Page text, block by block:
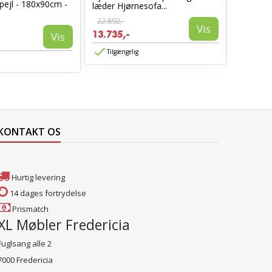
- 180x90cm -
Vis
læder Hjørnesofa...
22.892,-
13.735,- Vis
Tilgængelig
OS
Hurtig levering
14 dages fortrydelse
Prismatch
Møbler Fredericia
alle 2
Fredericia